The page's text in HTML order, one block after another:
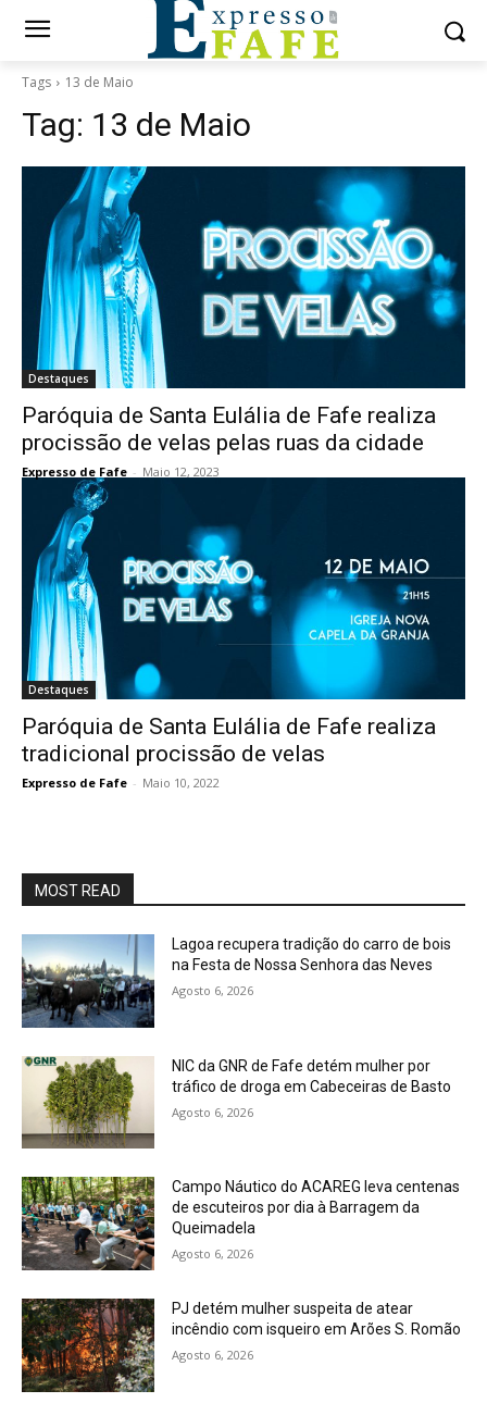
Tags 13 de Maio
Tag: 13 de Maio
Destaques
Paróquia de Santa Eulália de Fafe realiza
procissão de velas pelas ruas da cidade
Expresso de Fafe - Maio 12, 2023
Destaques
Paróquia de Santa Eulália de Fafe realiza
tradicional procissão de velas
Expresso de Fafe - Maio 10, 2022
MOST READ
Lagoa recupera tradição do carro de bois
na Festa de Nossa Senhora das Neves
Agosto 6, 2026
NIC da GNR de Fafe detém mulher por
tráfico de droga em Cabeceiras de Basto
Agosto 6, 2026
Campo Náutico do ACAREG leva centenas
de escuteiros por dia à Barragem da
Queimadela
Agosto 6, 2026
PJ detém mulher suspeita de atear
incêndio com isqueiro em Arões S. Romão
Agosto 6, 2026